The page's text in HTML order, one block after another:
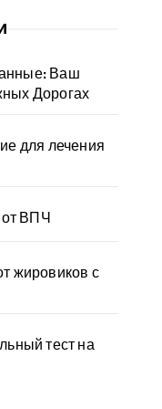
Ваш
Дорогах
для лечения
от ВПЧ
жировиков с
тест на